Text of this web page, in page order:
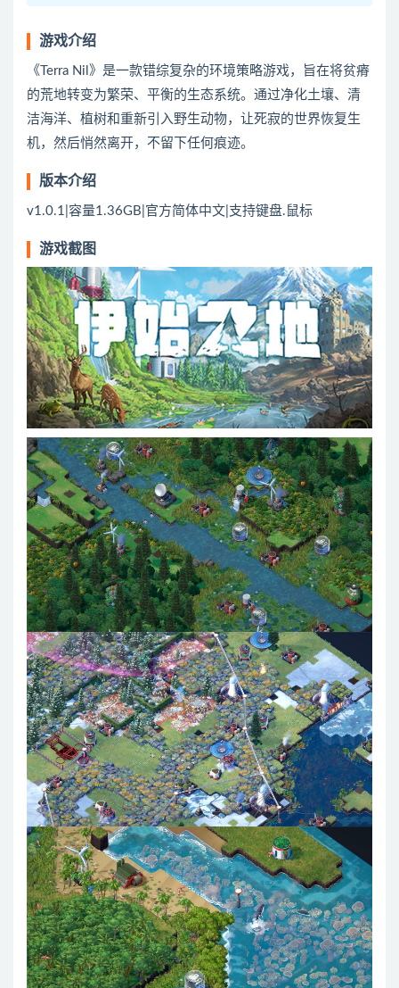
游戏介绍
《Terra Nil》是一款错综复杂的环境策略游戏，旨在将贫瘠
的荒地转变为繁荣、平衡的生态系统。通过净化土壤、清
洁海洋、植树和重新引入野生动物，让死寂的世界恢复生
机，然后悄然离开，不留下任何痕迹。
版本介绍
v1.0.1|容量1.36GB|官方简体中文|支持键盘.鼠标
游戏截图